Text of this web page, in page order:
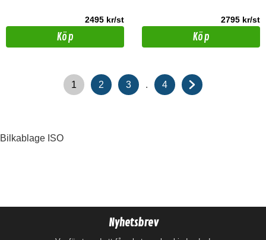
2495 kr/st
Köp
2795 kr/st
Köp
1 2 3 . 4
Bilkablage ISO
Nyhetsbrev